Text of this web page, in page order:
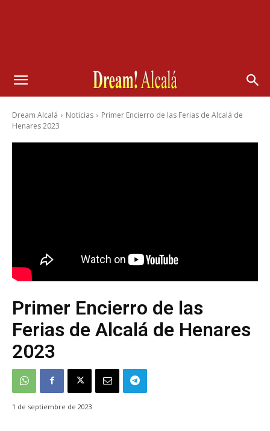
Dream Alcalá Noticias
Primer Encierro de las Ferias de Alcalá de
Henares 2023
Primer Encierro de las
Ferias de Alcalá de Henares
2023
1 de septiembre de 2023